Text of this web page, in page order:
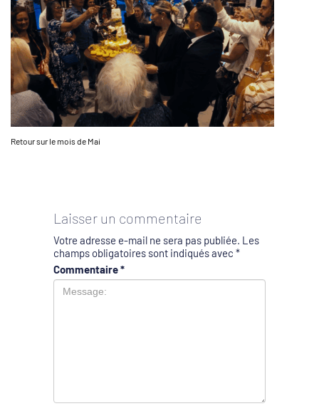
Retour sur le mois de Mai
Laisser un commentaire
Votre adresse e-mail ne sera pas publiée. Les
champs obligatoires sont indiqués avec *
Commentaire*